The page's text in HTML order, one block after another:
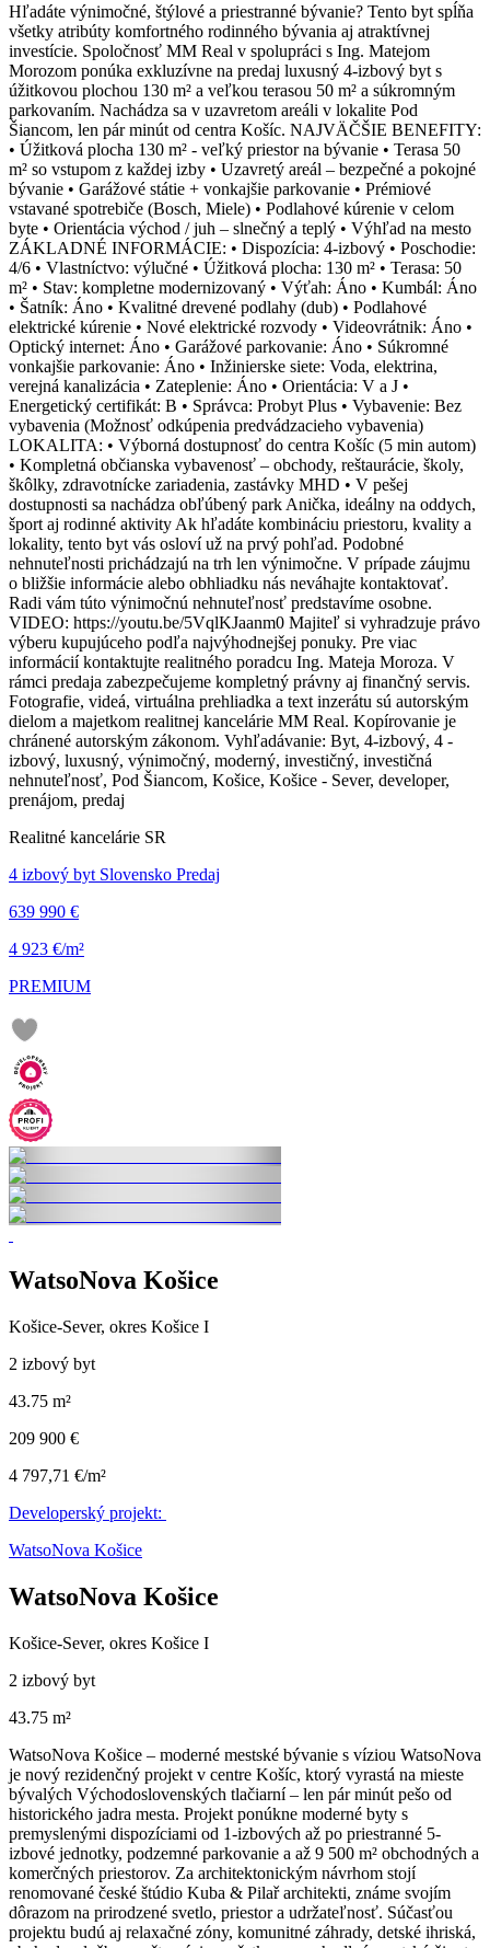
Hľadáte výnimočné, štýlové a priestranné bývanie? Tento byt spĺňa
všetky atribúty komfortného rodinného bývania aj atraktívnej
investície. Spoločnosť MM Real v spolupráci s Ing. Matejom
Morozom ponúka exkluzívne na predaj luxusný 4-izbový byt s
úžitkovou plochou 130 m² a veľkou terasou 50 m² a súkromným
parkovaním. Nachádza sa v uzavretom areáli v lokalite Pod
Šiancom, len pár minút od centra Košíc. NAJVÄČŠIE BENEFITY:
• Úžitková plocha 130 m² - veľký priestor na bývanie • Terasa 50
m² so vstupom z každej izby • Uzavretý areál – bezpečné a pokojné
bývanie • Garážové státie + vonkajšie parkovanie • Prémiové
vstavané spotrebiče (Bosch, Miele) • Podlahové kúrenie v celom
byte • Orientácia východ / juh – slnečný a teplý • Výhľad na mesto
ZÁKLADNÉ INFORMÁCIE: • Dispozícia: 4-izbový • Poschodie:
4/6 • Vlastníctvo: výlučné • Úžitková plocha: 130 m² • Terasa: 50
m² • Stav: kompletne modernizovaný • Výťah: Áno • Kumbál: Áno
• Šatník: Áno • Kvalitné drevené podlahy (dub) • Podlahové
elektrické kúrenie • Nové elektrické rozvody • Videovrátnik: Áno •
Optický internet: Áno • Garážové parkovanie: Áno • Súkromné
vonkajšie parkovanie: Áno • Inžinierske siete: Voda, elektrina,
verejná kanalizácia • Zateplenie: Áno • Orientácia: V a J •
Energetický certifikát: B • Správca: Probyt Plus • Vybavenie: Bez
vybavenia (Možnosť odkúpenia predvádzacieho vybavenia)
LOKALITA: • Výborná dostupnosť do centra Košíc (5 min autom)
• Kompletná občianska vybavenosť – obchody, reštaurácie, školy,
škôlky, zdravotnícke zariadenia, zastávky MHD • V pešej
dostupnosti sa nachádza obľúbený park Anička, ideálny na oddych,
šport aj rodinné aktivity Ak hľadáte kombináciu priestoru, kvality a
lokality, tento byt vás osloví už na prvý pohľad. Podobné
nehnuteľnosti prichádzajú na trh len výnimočne. V prípade záujmu
o bližšie informácie alebo obhliadku nás neváhajte kontaktovať.
Radi vám túto výnimočnú nehnuteľnosť predstavíme osobne.
VIDEO: https://youtu.be/5VqlKJaanm0 Majiteľ si vyhradzuje právo
výberu kupujúceho podľa najvýhodnejšej ponuky. Pre viac
informácií kontaktujte realitného poradcu Ing. Mateja Moroza. V
rámci predaja zabezpečujeme kompletný právny aj finančný servis.
Fotografie, videá, virtuálna prehliadka a text inzerátu sú autorským
dielom a majetkom realitnej kancelárie MM Real. Kopírovanie je
chránené autorským zákonom. Vyhľadávanie: Byt, 4-izbový, 4 -
izbový, luxusný, výnimočný, moderný, investičný, investičná
nehnuteľnosť, Pod Šiancom, Košice, Košice - Sever, developer,
prenájom, predaj
Realitné kancelárie SR
4 izbový byt Slovensko Predaj
639 990 €
4 923 €/m²
PREMIUM
WatsoNova Košice
Košice-Sever, okres Košice I
2 izbový byt
43.75 m²
209 900 €
4 797,71 €/m²
Developerský projekt:
WatsoNova Košice
WatsoNova Košice
Košice-Sever, okres Košice I
2 izbový byt
43.75 m²
WatsoNova Košice – moderné mestské bývanie s víziou WatsoNova
je nový rezidenčný projekt v centre Košíc, ktorý vyrastá na mieste
bývalých Východoslovenských tlačiarní – len pár minút pešo od
historického jadra mesta. Projekt ponúkne moderné byty s
premyslenými dispozíciami od 1-izbových až po priestranné 5-
izbové jednotky, podzemné parkovanie a až 9 500 m² obchodných a
komerčných priestorov. Za architektonickým návrhom stojí
renomované české štúdio Kuba & Pilař architekti, známe svojím
dôrazom na prirodzené svetlo, priestor a udržateľnosť. Súčasťou
projektu budú aj relaxačné zóny, komunitné záhrady, detské ihriská,